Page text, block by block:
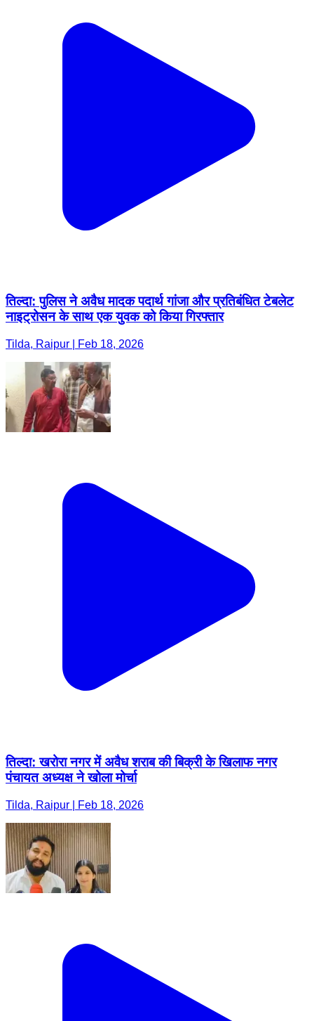
तिल्दा: पुलिस ने अवैध मादक पदार्थ गांजा और प्रतिबंधित टेबलेट
नाइट्रोसन के साथ एक युवक को किया गिरफ्तार
Tilda, Raipur | Feb 18, 2026
तिल्दा: खरोरा नगर में अवैध शराब की बिक्री के खिलाफ नगर
पंचायत अध्यक्ष ने खोला मोर्चा
Tilda, Raipur | Feb 18, 2026